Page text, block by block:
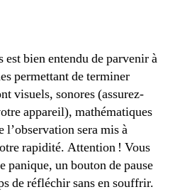
bien entendu de parvenir à
permettant de terminer
visuels, sonores (assurez-
appareil), mathématiques
l’observation sera mis à
rapidité. Attention ! Vous
panique, un bouton de pause
de réfléchir sans en souffrir.